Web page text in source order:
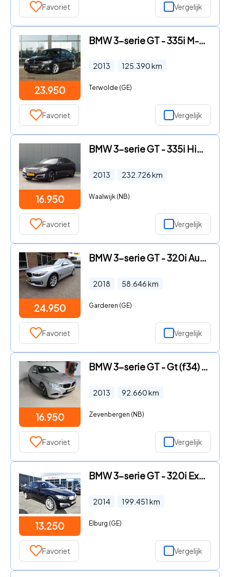
Favoriet Vergelijk
23.950
BMW 3-serie GT - 335i M-sport Aut. - Radar, Pano, Memo
2013 125.390km
Terwolde (GE)
Favoriet Vergelijk
16.950
BMW 3-serie GT - 335i High Executive BMW 3-serie GT - 335i High Executive | L
2013 232.726km
Waalwijk (NB)
Favoriet Vergelijk
24.950
BMW 3-serie GT - 320i Automaat / Panoramadak
2018 58.646km
Garderen (GE)
Favoriet Vergelijk
16.950
BMW 3-serie GT - Gt (f34) 328i AUT8 245pk Aut High Exec M-Sport, NL Auto
2013 92.660km
Zevenbergen (NB)
Favoriet Vergelijk
13.250
BMW 3-serie GT - 320i Executive
2014 199.451 km
Elburg (GE)
Favoriet Vergelijk